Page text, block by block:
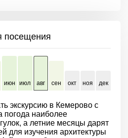
посещения
июн июл авг сен окт ноя дек
экскурсию в Кемерово с
погода наиболее
а летние месяцы дарят
для изучения архитектуры